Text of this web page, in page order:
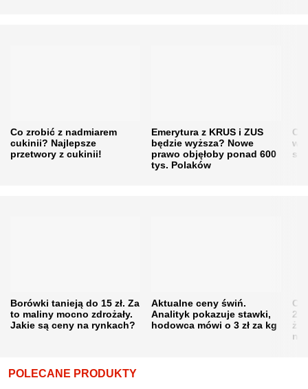
Co zrobić z nadmiarem
cukinii? Najlepsze
przetwory z cukinii!
Emerytura z KRUS i ZUS
będzie wyższa? Nowe
prawo objęłoby ponad 600
tys. Polaków
w
Borówki tanieją do 15 zł. Za
to maliny mocno zdrożały.
Jakie są ceny na rynkach?
Aktualne ceny świń.
Analityk pokazuje stawki,
hodowca mówi o 3 zł za kg
POLECANE PRODUKTY